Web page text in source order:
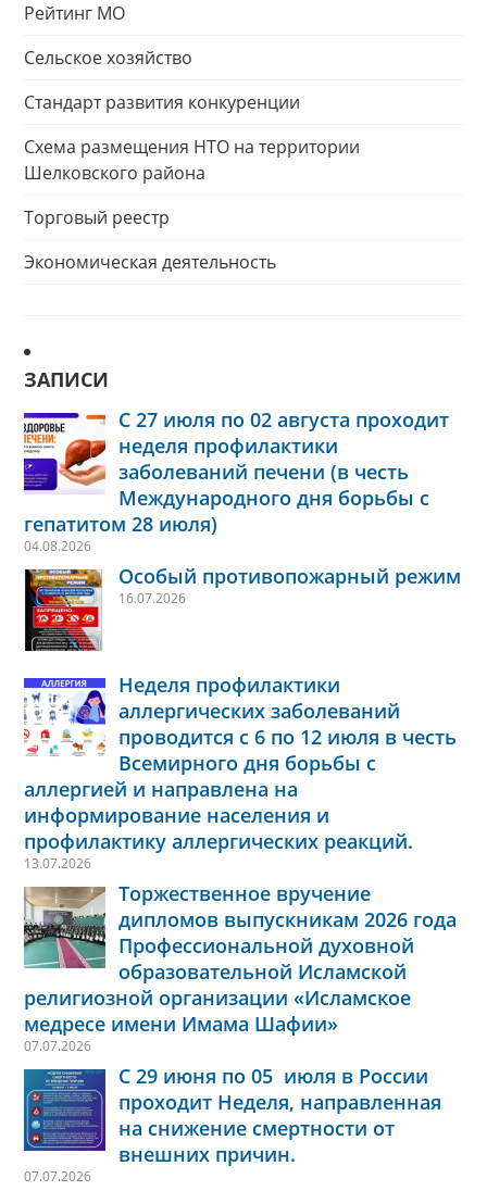
Рейтинг МО
Сельское хозяйство
Стандарт развития конкуренции
Схема размещения НТО на территории
Шелковского района
Торговый реестр
Экономическая деятельность
ЗАПИСИ
С 27 июля по 02 августа проходит
неделя профилактики
заболеваний печени (в честь
Международного дня борьбы с
гепатитом 28 июля)
04.08.2026
Особый противопожарный режим
16.07.2026
Неделя профилактики
аллергических заболеваний
проводится с 6 по 12 июля в честь
Всемирного дня борьбы с
аллергией и направлена на
информирование населения и
профилактику аллергических реакций.
13.07.2026
Торжественное вручение
дипломов выпускникам 2026 года
Профессиональной духовной
образовательной Исламской
религиозной организации «Исламское
медресе имени Имама Шафии»
07.07.2026
С 29 июня по 05 июля в России
проходит Неделя, направленная
на снижение смертности от
внешних причин.
07.07.2026